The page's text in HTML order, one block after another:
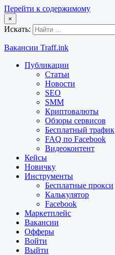
Перейти к содержимому
×
Искать:
Вакансии Traff.ink
Публикации
Статьи
Новости
SEO
SMM
Криптовалюты
Обзоры сервисов
Бесплатный трафик
FAQ по Facebook
Видеоконтент
Кейсы
Новичку
Инструменты
Бесплатные прокси
Калькулятор
Facebook
Маркетплейс
Вакансии
Офферы
Войти
Выйти